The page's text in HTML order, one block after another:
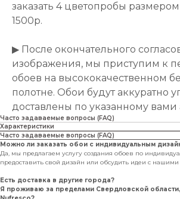
заказать 4 цветопробы
1500р.
▶ После окончательного
изображения, мы приступим к
обоев на высококачественном
полотне. Обои будут аккуратно
доставлены по указанному вами
Часто задаваемые вопросы (FAQ)
Характеристики
Часто задаваемые вопросы (FAQ)
Можно ли заказать обои с индивидуальным
Да, мы предлагаем услугу создания обоев по
предоставить свой дизайн или обсудить идеи с
Есть доставка в другие города?
Я проживаю за пределами Свердловской